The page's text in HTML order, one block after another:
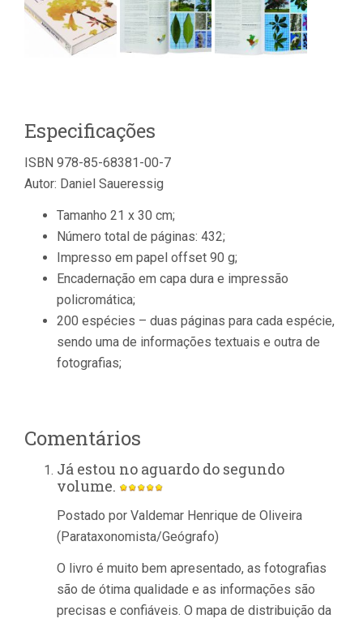
Especificações
ISBN 978-85-68381-00-7
Autor: Daniel Saueressig
Tamanho 21 x 30 cm;
Número total de páginas: 432;
Impresso em papel offset 90 g;
Encadernação em capa dura e impressão
policromática;
200 espécies – duas páginas para cada espécie,
sendo uma de informações textuais e outra de
fotografias;
Comentários
Já estou no aguardo do segundo
volume.
Postado por Valdemar Henrique de Oliveira
(Parataxonomista/Geógrafo)
O livro é muito bem apresentado, as fotografias
são de ótima qualidade e as informações são
precisas e confiáveis. O mapa de distribuição da